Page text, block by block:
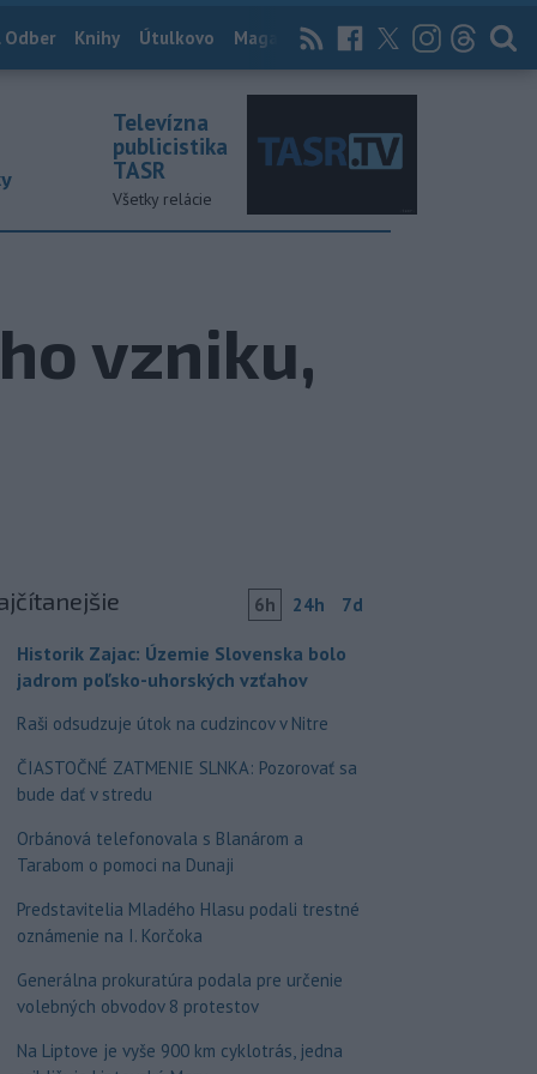
Odber Knihy Útulkovo Magazín News Now Archív
Televízna
publicistika
TASR
Všetky relácie
vzniku,
6h 24h 7d
Historik Zajac: Územie Slovenska bolo
jadrom poľsko-uhorských vzťahov
Raši odsudzuje útok na cudzincov v Nitre
ČIASTOČNÉ ZATMENIE SLNKA: Pozorovať sa
bude dať v stredu
Orbánová telefonovala s Blanárom a
Tarabom o pomoci na Dunaji
Predstavitelia Mladého Hlasu podali trestné
oznámenie na I. Korčoka
Generálna prokuratúra podala pre určenie
volebných obvodov 8 protestov
Na Liptove je vyše 900 km cyklotrás, jedna